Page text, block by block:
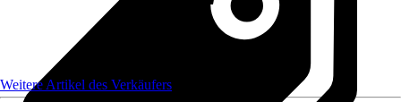
Weitere Artikel des Verkäufers